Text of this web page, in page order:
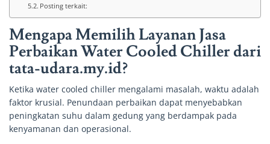
Posting terkait:
Mengapa Memilih Layanan Jasa
Perbaikan Water Cooled Chiller dari
tata-udara.my.id?
Ketika water cooled chiller mengalami masalah, waktu adalah
faktor krusial. Penundaan perbaikan dapat menyebabkan
peningkatan suhu dalam gedung yang berdampak pada
kenyamanan dan operasional.